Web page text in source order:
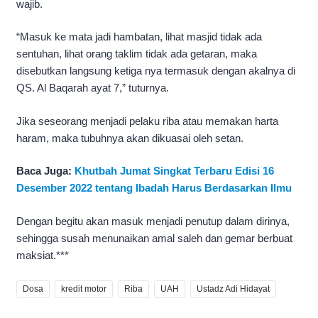
wajib.
“Masuk ke mata jadi hambatan, lihat masjid tidak ada
sentuhan, lihat orang taklim tidak ada getaran, maka
disebutkan langsung ketiga nya termasuk dengan akalnya di
QS. Al Baqarah ayat 7,” tuturnya.
Jika seseorang menjadi pelaku riba atau memakan harta
haram, maka tubuhnya akan dikuasai oleh setan.
Baca Juga: Khutbah Jumat Singkat Terbaru Edisi 16
Desember 2022 tentang Ibadah Harus Berdasarkan Ilmu
Dengan begitu akan masuk menjadi penutup dalam dirinya,
sehingga susah menunaikan amal saleh dan gemar berbuat
maksiat.***
Dosa kredit motor Riba UAH Ustadz Adi Hidayat